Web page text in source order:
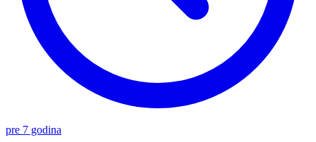
pre 7 godina